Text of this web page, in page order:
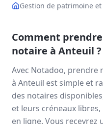
Gestion de patrimoine
Comment
notaire à Anteuil ?
Avec Notadoo, prendre
à Anteuil est simple et
des notaires
et leurs créneaux
en ligne. Vous